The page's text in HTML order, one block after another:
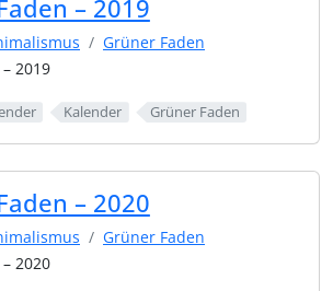
– 2019
Grüner Faden
2019
Kalender Grüner Faden
– 2020
Grüner Faden
2020